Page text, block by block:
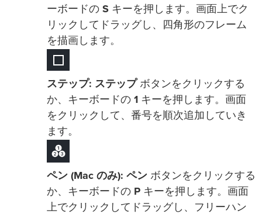
ーボードの S キーを押します。画面上でク
リックしてドラッグし、四角形のフレーム
を描画します。
ステップ: ステップ ボタンをクリックする
か、キーボードの 1 キーを押します。画面
をクリックして、番号を順次追加していき
ます。
ペン (Mac のみ): ペン ボタンをクリックする
か、キーボードの P キーを押します。画面
上でクリックしてドラッグし、フリーハン